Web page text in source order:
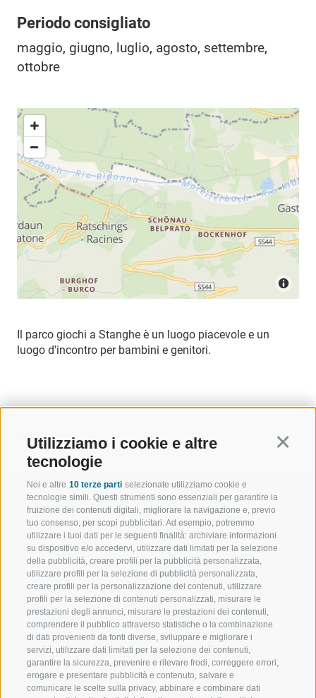
Utilizziamo i cookie e altre
tecnologie
Noi e altre 10 terze parti selezionate utilizziamo cookie e
tecnologie simili. Questi strumenti sono essenziali per garantire la
fruizione dei contenuti digitali, migliorare la navigazione e, previo
tuo consenso, per scopi pubblicitari. Ad esempio, potremmo
utilizzare i tuoi dati per le seguenti finalità: archiviare informazioni
su dispositivo e/o accedervi, utilizzare dati limitati per la selezione
della pubblicità, creare profili per la pubblicità personalizzata,
utilizzare profili per la selezione di pubblicità personalizzata,
creare profili per la personalizzazione dei contenuti, utilizzare
profili per la selezione di contenuti personalizzati, misurare le
prestazioni degli annunci, misurare le prestazioni dei contenuti,
comprendere il pubblico attraverso statistiche o la combinazione
di dati provenienti da fonti diverse, sviluppare e migliorare i
servizi, utilizzare dati limitati per la selezione dei contenuti,
garantire la sicurezza, prevenire e rilevare frodi, correggere errori,
erogare e presentare pubblicità e contenuto, salvare e
comunicare le scelte sulla privacy, abbinare e combinare dati
Periodo consigliato
maggio, giugno, luglio, agosto, settembre,
ottobre
Il parco giochi a Stanghe è un luogo piacevole e un
luogo d'incontro per bambini e genitori.
BENVENUTI NELLA REGIONE
TURISTICA DI RACINES
VAL GIOVO
VAL RACINES
VAL RIDANNA
IMPIANTI DI RISALITA
SPORT E
MOMENTI
SCIARE
ESCURSIONI
ALTA
BIKE